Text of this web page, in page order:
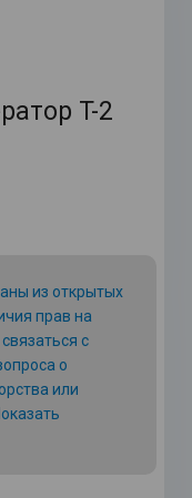
T-2
из открытых
прав на
с
о
или